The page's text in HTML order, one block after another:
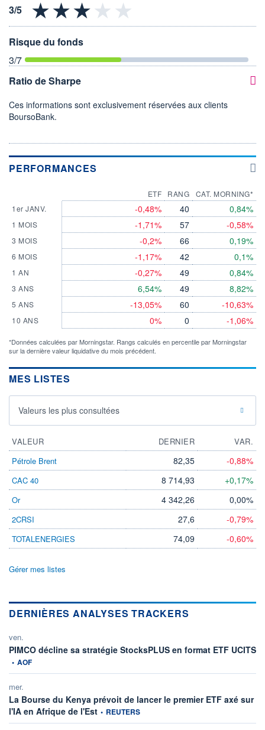
Risque du fonds
3/7
Ratio de Sharpe
Ces informations sont exclusivement réservées aux clients
BoursoBank.
PERFORMANCES
1er JANV.
1 MOIS
3 MOIS
6 MOIS
1 AN
3 ANS
5 ANS
10 ANS
ETF
-0,48%
-1,71%
-0,2%
-1,17%
-0,27%
6,54%
-13,05%
0%
RANG
40
57
66
42
49
49
60
0
CAT. MORNING*
0,84%
-0,58%
0,19%
0,1%
0,84%
8,82%
-10,63%
-1,06%
*Données calculées par Morningstar. Rangs calculés en percentile par Morningstar
sur la dernière valeur liquidative du mois précédent.
MES LISTES
Valeurs les plus consultées
VALEUR DERNIER
VAR.
Pétrole Brent
82,35 -0,88%
CAC 40 8 714,93 +0,17%
Or 4 342,26 0,00%
2CRSI 27,6 -0,79%
TOTALENERGIES 74,09 -0,60%
Gérer mes listes
DERNIÈRES ANALYSES TRACKERS
ven.
PIMCO décline sa stratégie StocksPLUS en format ETF UCITS
• AOF
mer.
La Bourse du Kenya prévoit de lancer le premier ETF axé sur
l'IA en Afrique de l'Estinformation fournie par
• REUTERS